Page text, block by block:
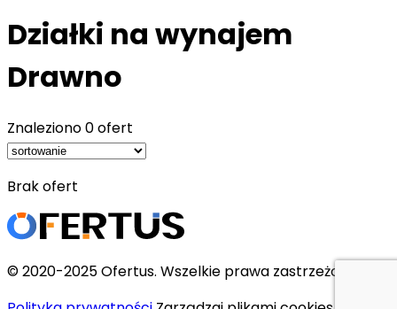
Działki na wynajem
Drawno
Znaleziono0 ofert
Brak ofert
© 2020-2025 Ofertus. Wszelkie prawa zastrzeżone.